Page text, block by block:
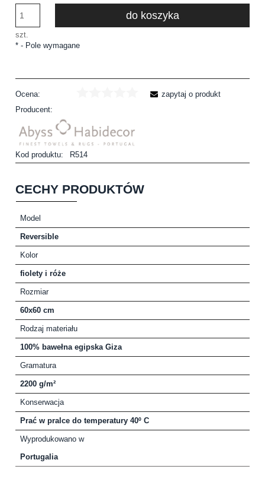
szt.
do koszyka
* - Pole wymagane
Ocena:
Producent:
Kod produktu: R514
zapytaj o produkt
CECHY PRODUKTÓW
Model
Reversible
Kolor
fiolety i róże
Rozmiar
60x60 cm
Rodzaj materiału
100% bawełna egipska Giza
Gramatura
2200 g/m²
Konserwacja
Prać w pralce do temperatury 40º C
Wyprodukowano w
Portugalia